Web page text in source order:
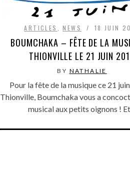
ARTICLES ,NEWS 18 JUIN
BOUMCHAKA – FÊTE DE LA
THIONVILLE LE 21 JUIN
BY NATHALIE
Pour la fête de la musique ce 21
Thionville, Boumchaka vous a
musical aux petits oignons !